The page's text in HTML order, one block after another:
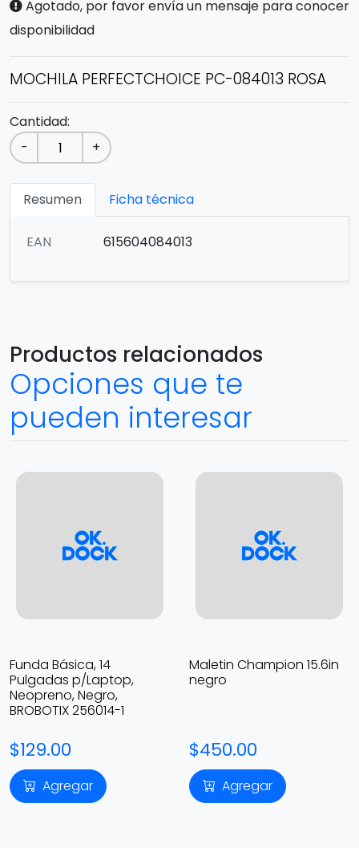
Agotado, por favor envía un mensaje para conocer
disponibilidad
MOCHILA PERFECTCHOICE PC-084013 ROSA
Cantidad:
-
+
Resumen Ficha técnica
EAN 615604084013
Productos relacionados
Opciones que te
pueden interesar
Funda Básica, 14
Pulgadas p/Laptop,
Neopreno, Negro,
BROBOTIX 256014-1
$129.00
Agregar
Maletin Champion 15.6in
negro
$450.00
Agregar